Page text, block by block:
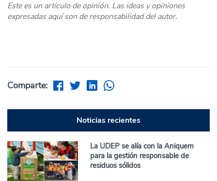
Este es un artículo de opinión. Las ideas y opiniones
expresadas aquí son de responsabilidad del autor.
Comparte:
Noticias recientes
La UDEP se alía con la Aniquem
para la gestión responsable de
residuos sólidos